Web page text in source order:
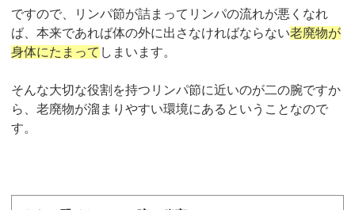
ですので、リンパ節が詰まってリンパの流れが悪くなれ
ば、本来であれば体の外に出さなければならない老廃物が
身体にたまって しまいます。
そんな大切な役割を持つリンパ節に近いのが二の腕ですか
ら、老廃物が溜まりやすい環境にあるということなので
す。